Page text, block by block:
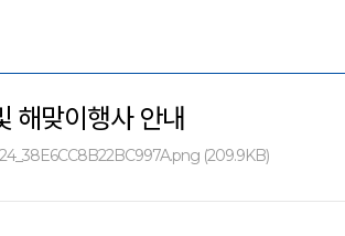
해맞이행사 안내
(209.9KB)